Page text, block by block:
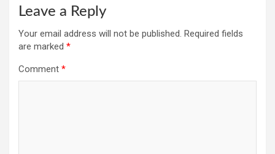
Leave a Reply
Your email address will not be published. Required fields
are marked *
Comment *